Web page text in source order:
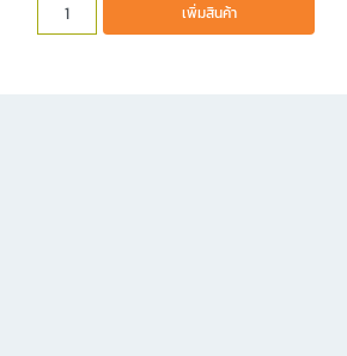
เพิ่มสินค้า